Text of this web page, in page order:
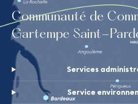
Communauté de
Gartempe Saint-
Services
Service